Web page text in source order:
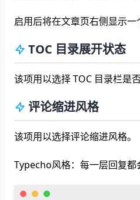
启用后将在文章页右侧显示一
TOC 目录展开状态
该项用以选择 TOC 目录栏是
评论缩进风格
该项用以选择评论缩进风格。
Typecho风格：每一层回复